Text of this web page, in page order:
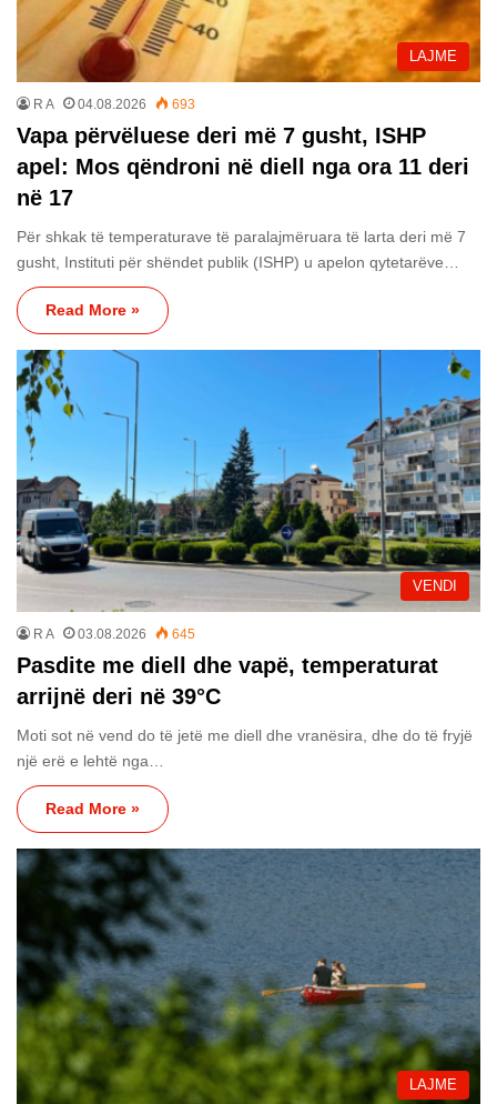
LAJME
R A 04.08.2026 693
Vapa përvëluese deri më 7 gusht, ISHP
apel: Mos qëndroni në diell nga ora 11 deri
në 17
Për shkak të temperaturave të paralajmëruara të larta deri më 7
gusht, Instituti për shëndet publik (ISHP) u apelon qytetarëve…
Read More »
VENDI
R A 03.08.2026 645
Pasdite me diell dhe vapë, temperaturat
arrijnë deri në 39°C
Moti sot në vend do të jetë me diell dhe vranësira, dhe do të fryjë
një erë e lehtë nga…
Read More »
LAJME